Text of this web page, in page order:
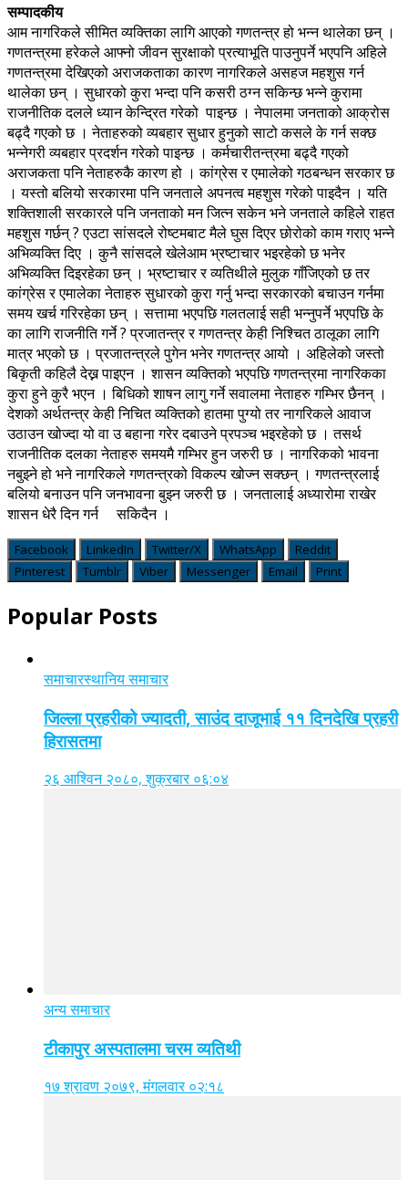
सम्पादकीय
आम नागरिकले सीमित व्यक्तिका लागि आएको गणतन्त्र हो भन्न थालेका छन् ।
गणतन्त्रमा हरेकले आफ्नो जीवन सुरक्षाको प्रत्याभूति पाउनुपर्ने भएपनि अहिले
गणतन्त्रमा देखिएको अराजकताका कारण नागरिकले असहज महशुस गर्न
थालेका छन् । सुधारको कुरा भन्दा पनि कसरी ठग्न सकिन्छ भन्ने कुरामा
राजनीतिक दलले ध्यान केन्द्रित गरेको पाइन्छ । नेपालमा जनताको आक्रोस
बढ्दै गएको छ । नेताहरुको व्यबहार सुधार हुनुको साटो कसले के गर्न सक्छ
भन्नेगरी व्यबहार प्रदर्शन गरेको पाइन्छ । कर्मचारीतन्त्रमा बढ्दै गएको
अराजकता पनि नेताहरुकै कारण हो । कांग्रेस र एमालेको गठबन्धन सरकार छ
। यस्तो बलियो सरकारमा पनि जनताले अपनत्व महशुस गरेको पाइदैन । यति
शक्तिशाली सरकारले पनि जनताको मन जित्न सकेन भने जनताले कहिले राहत
महशुस गर्छन् ? एउटा सांसदले रोष्टमबाट मैले घुस दिएर छोरोको काम गराए भन्ने
अभिव्यक्ति दिए । कुनै सांसदले खेलेआम भ्रष्टाचार भइरहेको छ भनेर
अभिव्यक्ति दिइरहेका छन् । भ्रष्टाचार र व्यतिथीले मुलुक गाँजिएको छ तर
कांग्रेस र एमालेका नेताहरु सुधारको कुरा गर्नु भन्दा सरकारको बचाउन गर्नमा
समय खर्च गरिरहेका छन् । सत्तामा भएपछि गलतलाई सही भन्नुपर्ने भएपछि के
का लागि राजनीति गर्ने ? प्रजातन्त्र र गणतन्त्र केही निश्चित ठालूका लागि
मात्र भएको छ । प्रजातन्त्रले पुगेन भनेर गणतन्त्र आयो । अहिलेको जस्तो
बिकृती कहिलै देख्न पाइएन । शासन व्यक्तिको भएपछि गणतन्त्रमा नागरिकका
कुरा हुने कुरै भएन । बिधिको शाषन लागु गर्ने सवालमा नेताहरु गम्भिर छैनन् ।
देशको अर्थतन्त्र केही निचित व्यक्तिको हातमा पुग्यो तर नागरिकले आवाज
उठाउन खोज्दा यो वा उ बहाना गरेर दबाउने प्रपञ्च भइरहेको छ । तसर्थ
राजनीतिक दलका नेताहरु समयमै गम्भिर हुन जरुरी छ । नागरिकको भावना
नबुझ्ने हो भने नागरिकले गणतन्त्रको विकल्प खोज्न सक्छन् । गणतन्त्रलाई
बलियो बनाउन पनि जनभावना बुझ्न जरुरी छ । जनतालाई अध्यारोमा राखेर
शासन धेरै दिन गर्न सकिदैन ।
Facebook LinkedIn Twitter/X WhatsApp
Reddit
Pinterest
Tumblr Viber Messenger Email Print
Popular Posts
समाचारस्थानिय समाचार
जिल्ला प्रहरीको ज्यादती, साउंद दाजूभाई ११ दिनदेखि प्रहरी
हिरासतमा
२६ आश्विन २०८०, शुक्रबार ०६:०४
अन्य समाचार
टीकापुर अस्पतालमा चरम व्यतिथी
१७ श्रावण २०७९, मंगलवार ०२:१८